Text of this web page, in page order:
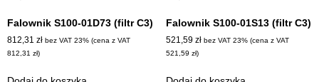
Falownik S100-01D73 (filtr C3)
812,31 zł bez VAT 23% (cena z VAT
812,31 zł)
Falownik S100-01S13 (filtr C3)
521,59 zł bez VAT 23% (cena z VAT
521,59 zł)